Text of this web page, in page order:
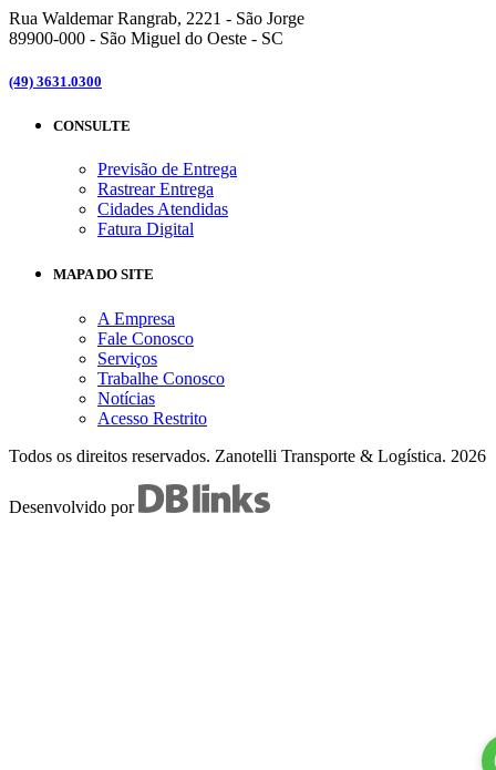
Rua Waldemar Rangrab, 2221 - São Jorge
89900-000 - São Miguel do Oeste - SC
(49) 3631.0300
CONSULTE
Previsão de Entrega
Rastrear Entrega
Cidades Atendidas
Fatura Digital
MAPA DO SITE
A Empresa
Fale Conosco
Serviços
Trabalhe Conosco
Notícias
Acesso Restrito
Todos os direitos reservados. Zanotelli Transporte & Logística. 2026
Desenvolvido por